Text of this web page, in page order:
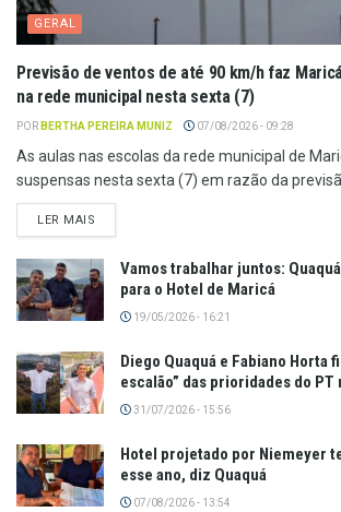
GERAL
Previsão de ventos de até 90 km/h faz
na rede municipal nesta sexta (7)
POR BERTHA PEREIRA MUNIZ 07/08/2026 - 09:28
As aulas nas escolas da rede municipal de
suspensas nesta sexta (7) em razão da
LER MAIS
Vamos trabalhar juntos:
para o Hotel de Maricá
19/05/2026 - 16:21
Diego Quaquá e Fabiano Horta
escalão” das prioridades do PT
31/07/2026 - 15:56
Hotel projetado por Niemeyer
esse ano, diz Quaquá
07/08/2026 - 13:54